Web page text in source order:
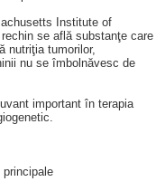
Institute of
se află substanţe care
nutriţia tumorilor,
nu se îmbolnăvesc de
important în terapia